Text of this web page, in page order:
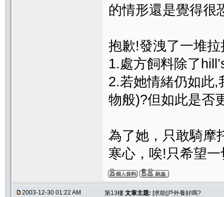
的情形還是覺得很
抱歉!發洩了一堆
1.處方飼料除了
2.若她情緒仍如此,
物般)?但如此是否
為了她，只敢騎摩
寒心，唉!只希望
2003-12-30 01:22 AM 第13樓 文章主題: [求助]戶外養好嗎?